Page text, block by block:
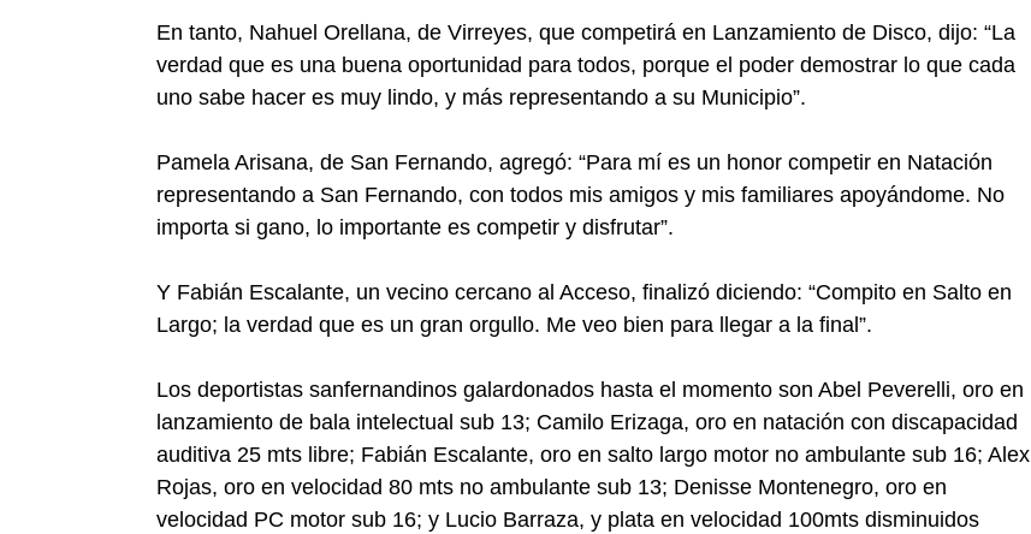
En tanto, Nahuel Orellana, de Virreyes, que competirá en Lanzamiento de Disco, dijo: “La
verdad que es una buena oportunidad para todos, porque el poder demostrar lo que cada
uno sabe hacer es muy lindo, y más representando a su Municipio”.
Pamela Arisana, de San Fernando, agregó: “Para mí es un honor competir en Natación
representando a San Fernando, con todos mis amigos y mis familiares apoyándome. No
importa si gano, lo importante es competir y disfrutar”.
Y Fabián Escalante, un vecino cercano al Acceso, finalizó diciendo: “Compito en Salto en
Largo; la verdad que es un gran orgullo. Me veo bien para llegar a la final”.
Los deportistas sanfernandinos galardonados hasta el momento son Abel Peverelli, oro en
lanzamiento de bala intelectual sub 13; Camilo Erizaga, oro en natación con discapacidad
auditiva 25 mts libre; Fabián Escalante, oro en salto largo motor no ambulante sub 16; Alex
Rojas, oro en velocidad 80 mts no ambulante sub 13; Denisse Montenegro, oro en
velocidad PC motor sub 16; y Lucio Barraza, y plata en velocidad 100mts disminuidos